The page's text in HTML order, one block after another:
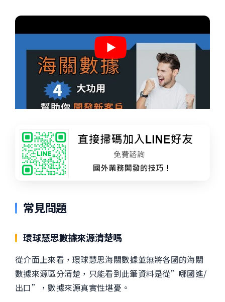
常見問題
環球慧思數據來源清楚嗎
從介面上來看，環球慧思海關數據並無將各國的海關
數據來源區分清楚，只能看到此筆資料是從”哪國進/
出口”，數據來源真實性堪憂。